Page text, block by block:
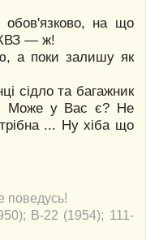
на що
ЖВЗ — ж!
а поки залишу як
сідло та багажник
Може у Вас є? Не
... Ну хіба що
поведусь!
В-22 (1954); 111-